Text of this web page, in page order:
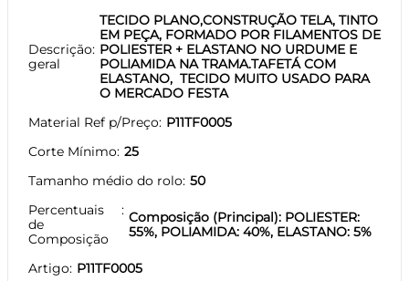
Descrição
geral
TECIDO PLANO,CONSTRUÇÃO TELA, TINTO
EM PEÇA, FORMADO POR FILAMENTOS DE
POLIESTER + ELASTANO NO URDUME E
POLIAMIDA NA TRAMA.TAFETÁ COM
ELASTANO, TECIDO MUITO USADO PARA
O MERCADO FESTA
Material Ref p/Preço P11TF0005
Corte Mínimo 25
Tamanho médio do rolo 50
Percentuais
de
Composição
Composição (Principal): POLIESTER:
55%, POLIAMIDA: 40%, ELASTANO: 5%
Artigo P11TF0005